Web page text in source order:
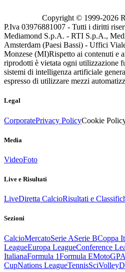
Copyright © 1999-2026
P.Iva 03976881007 - Tutti i diritti
Mediamond S.p.A. - RTI S.p.A.,
Amsterdam (Paesi Bassi) - Uffici
Monzese (MI)Rispetto ai contenuti e
riprodotti è vietata ogni utilizzazione
sistemi di intelligenza artificiale
espresso di utilizzare mezzi
Legal
CorporatePrivacy PolicyCookie
Media
VideoFoto
Live e Risultati
LiveDiretta CalcioRisultati e
Sezioni
CalcioMercatoSerie ASerie BCoppa
LeagueEuropa LeagueConference
ItalianaFormula 1Formula EMotoGP
CupNations LeagueTennisSciVolley